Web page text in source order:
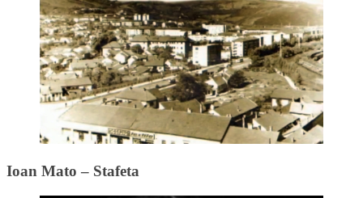
Ioan Mato – Stafeta